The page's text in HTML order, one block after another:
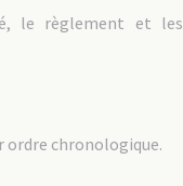
le règlement et les
ordre chronologique.